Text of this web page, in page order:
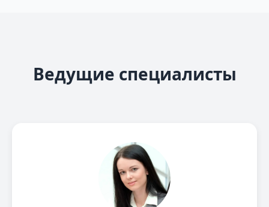
Ведущие специалисты